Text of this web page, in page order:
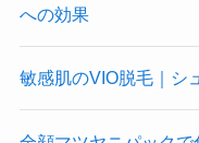
への効果
敏感肌のVIO脱毛｜シ